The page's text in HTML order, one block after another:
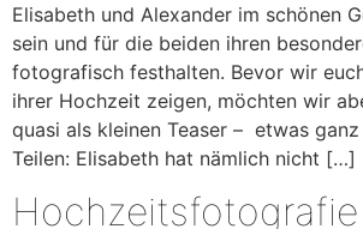
Elisabeth und Alexander im schönen
sein und für die beiden ihren
fotografisch festhalten. Bevor wir
ihrer Hochzeit zeigen, möchten wir
quasi als kleinen Teaser – etwas
Teilen: Elisabeth hat nämlich nicht […]
Hochzeitsfotografie